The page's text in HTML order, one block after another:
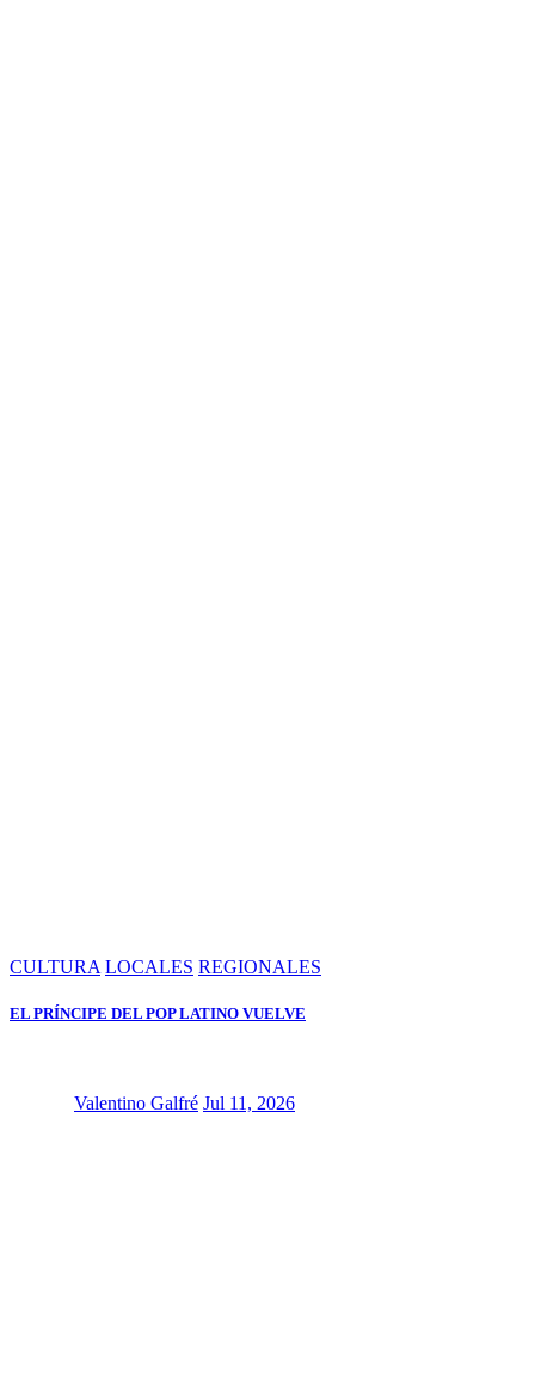
CULTURA LOCALES REGIONALES
EL PRÍNCIPE DEL POP LATINO VUELVE
Valentino Galfré Jul 11, 2026